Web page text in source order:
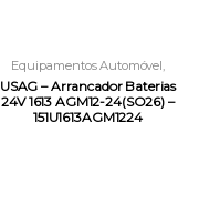
Equipamentos Automóvel,
Equipamentos e Acessórios
USAG – Arrancador Baterias
24V 1613 AGM12-24(SO26) –
151U1613AGM1224